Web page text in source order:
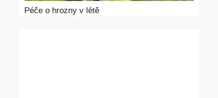
Péče o hrozny v létě